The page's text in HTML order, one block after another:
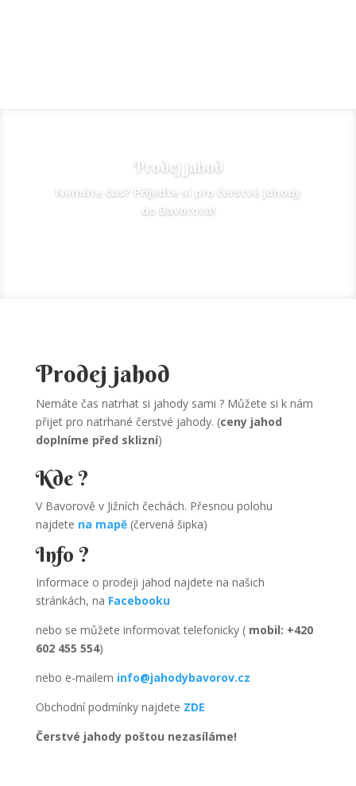
Prodej jahod
Nemáte čas? Přijeďte si pro čerstvé jahody
do Bavorova!
Prodej jahod
Nemáte čas natrhat si jahody sami ? Můžete si k nám
přijet pro natrhané čerstvé jahody. (ceny jahod
doplníme před sklizní)
Kde ?
V Bavorově v Jižních čechách. Přesnou polohu
najdete na mapě (červená šipka)
Info ?
Informace o prodeji jahod najdete na našich
stránkách, na Facebooku
nebo se můžete informovat telefonicky ( mobil: +420
602 455 554)
nebo e-mailem info@jahodybavorov.cz
Obchodní podmínky najdete ZDE
Čerstvé jahody poštou nezasíláme!